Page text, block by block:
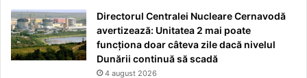
Directorul Centralei Nucleare Cernavodă
avertizează: Unitatea 2 mai poate
funcționa doar câteva zile dacă nivelul
Dunării continuă să scadă
4 august 2026